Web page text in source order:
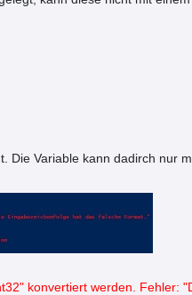
Die Variable kann dadirch nur
konvertiert werden. Fehler: